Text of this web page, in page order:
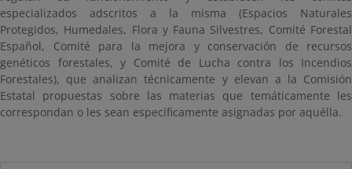
especializados adscritos a la misma (Espacios Naturales
Protegidos, Humedales, Flora y Fauna Silvestres, Comité Forestal
Español, Comité para la mejora y conservación de recursos
genéticos forestales, y Comité de Lucha contra los Incendios
Forestales), que analizan técnicamente y elevan a la Comisión
Estatal propuestas sobre las materias que temáticamente les
correspondan o les sean específicamente asignadas por aquélla.